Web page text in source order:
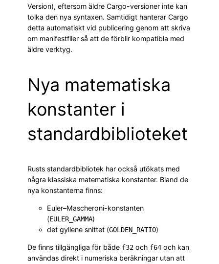
Version), eftersom äldre Cargo-versioner inte kan
tolka den nya syntaxen. Samtidigt hanterar Cargo
detta automatiskt vid publicering genom att skriva
om manifestfiler så att de förblir kompatibla med
äldre verktyg.
Nya matematiska
konstanter i
standardbiblioteket
Rusts standardbibliotek har också utökats med
några klassiska matematiska konstanter. Bland de
nya konstanterna finns:
Euler–Mascheroni-konstanten
(EULER_GAMMA)
det gyllene snittet (GOLDEN_RATIO)
De finns tillgängliga för både f32 och f64 och kan
användas direkt i numeriska beräkningar utan att